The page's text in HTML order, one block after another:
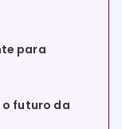
para
o futuro da